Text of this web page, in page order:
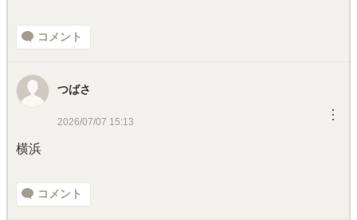
コメント
つばさ
2026/07/07 15:13 ︙
横浜
コメント